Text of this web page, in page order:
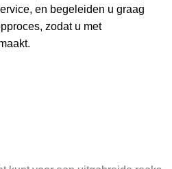
en begeleiden u graag
zodat u met